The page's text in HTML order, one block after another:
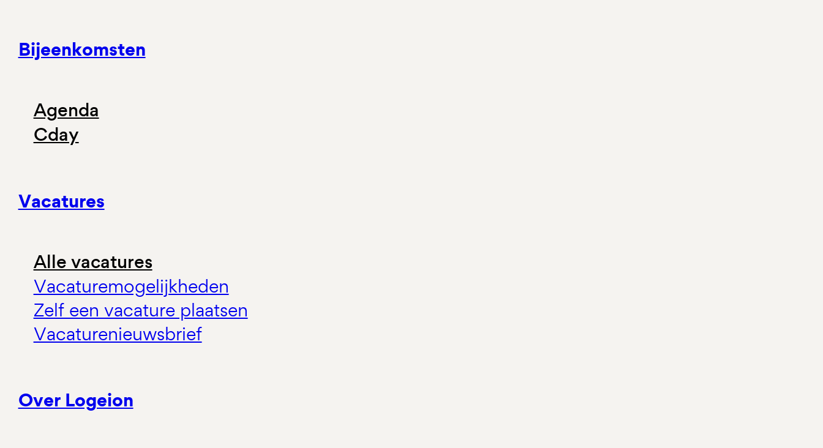
Bijeenkomsten
Agenda
Cday
Vacatures
Alle vacatures
Vacaturemogelijkheden
Zelf een vacature plaatsen
Vacaturenieuwsbrief
Over Logeion